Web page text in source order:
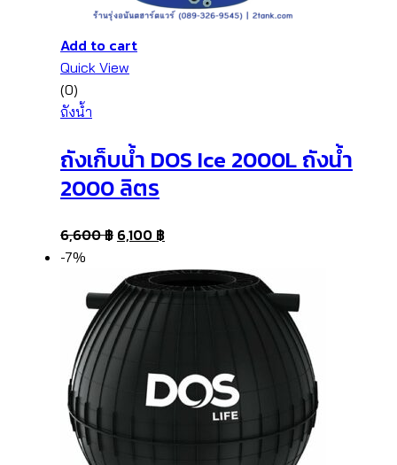
Add to cart
Quick View
(0)
ถังน้ำ
ถังเก็บน้ำ DOS Ice 2000L ถังน้ำ
2000 ลิตร
6,600฿ 6,100 ฿
-7%